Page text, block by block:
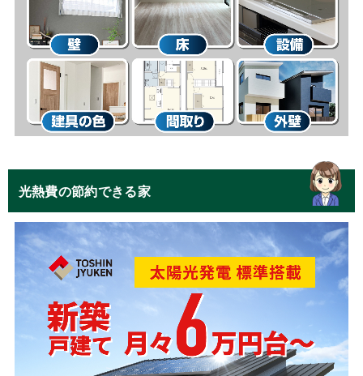
光熱費の節約できる家